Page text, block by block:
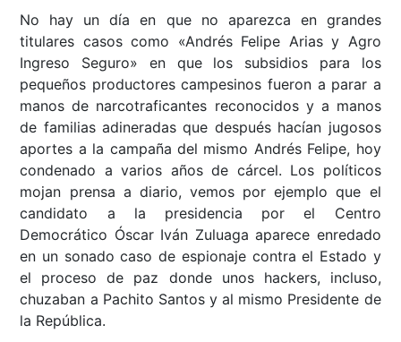
No hay un día en que no aparezca en grandes
titulares casos como «Andrés Felipe Arias y Agro
Ingreso Seguro» en que los subsidios para los
pequeños productores campesinos fueron a parar a
manos de narcotraficantes reconocidos y a manos
de familias adineradas que después hacían jugosos
aportes a la campaña del mismo Andrés Felipe, hoy
condenado a varios años de cárcel. Los políticos
mojan prensa a diario, vemos por ejemplo que el
candidato a la presidencia por el Centro
Democrático Óscar Iván Zuluaga aparece enredado
en un sonado caso de espionaje contra el Estado y
el proceso de paz donde unos hackers, incluso,
chuzaban a Pachito Santos y al mismo Presidente de
la República.